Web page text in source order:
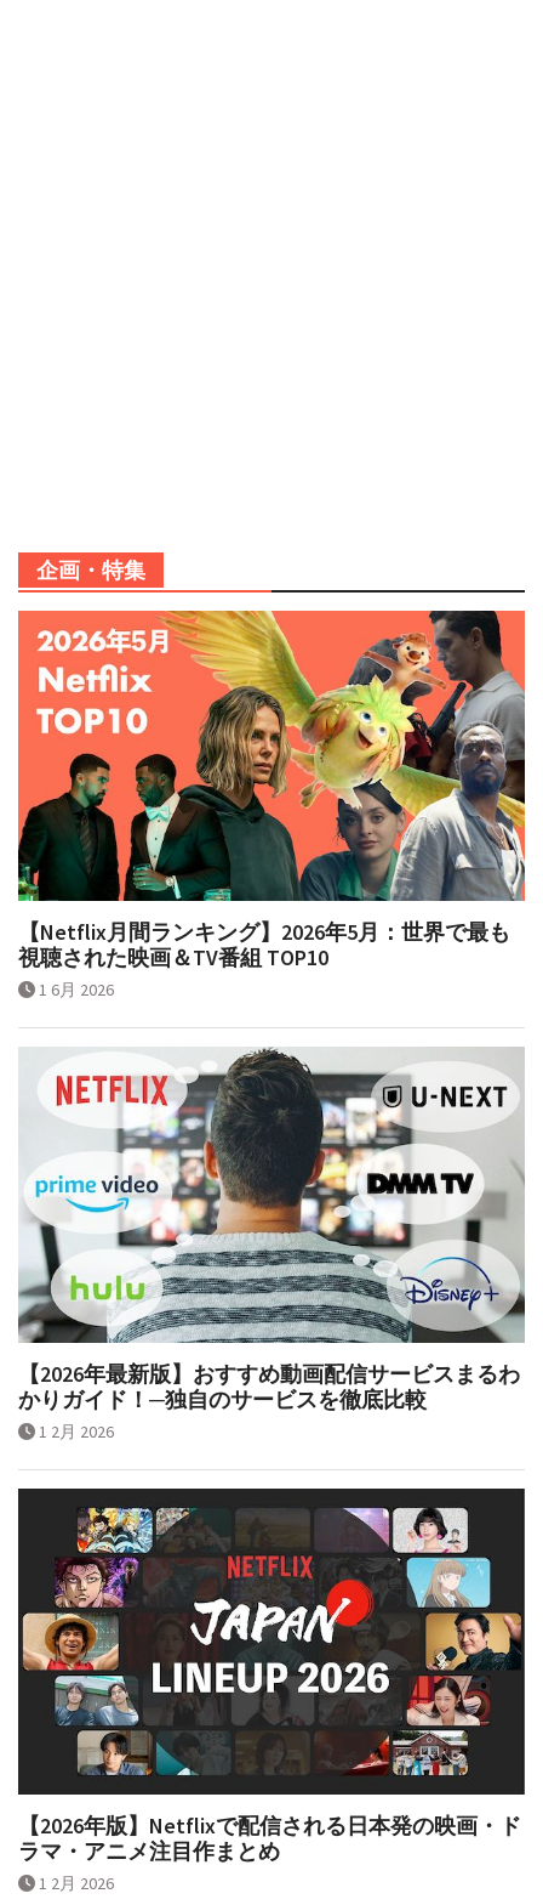
企画・特集
【Netflix月間ランキング】2026年5月：世界で最も
視聴された映画＆TV番組 TOP10
1 6月 2026
【2026年最新版】おすすめ動画配信サービスまるわ
かりガイド！─独自のサービスを徹底比較
1 2月 2026
【2026年版】Netflixで配信される日本発の映画・ド
ラマ・アニメ注目作まとめ
1 2月 2026